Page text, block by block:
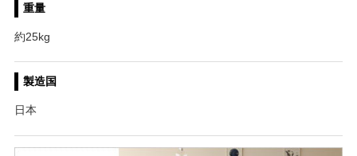
重量
約25kg
製造国
日本